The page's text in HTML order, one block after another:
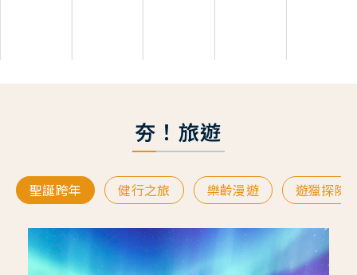
夯！旅遊
聖誕跨年 健行之旅 樂齡漫遊 遊獵探險